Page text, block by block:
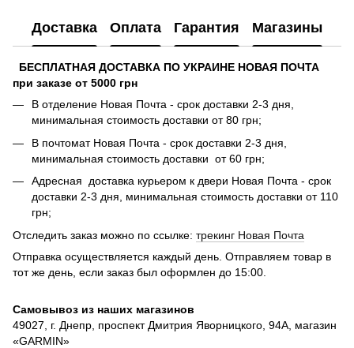
Доставка Оплата Гарантия Магазины
БЕСПЛАТНАЯ ДОСТАВКА ПО УКРАИНЕ НОВАЯ ПОЧТА
при заказе от 5000 грн
В отделение Новая Почта - срок доставки 2-3 дня,
минимальная стоимость доставки от 80 грн;
В почтомат Новая Почта - срок доставки 2-3 дня,
минимальная стоимость доставки от 60 грн;
Адресная доставка курьером к двери Новая Почта - срок
доставки 2-3 дня, минимальная стоимость доставки от 110
грн;
Отследить заказ можно по ссылке: трекинг Новая Почта
Отправка осуществляется каждый день. Отправляем товар в
тот же день, если заказ был оформлен до 15:00.
Самовывоз из наших магазинов
49027, г. Днепр, проспект Дмитрия Яворницкого, 94А, магазин
«GARMIN»